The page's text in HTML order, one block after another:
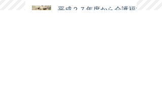
平成２７年度から介護福祉